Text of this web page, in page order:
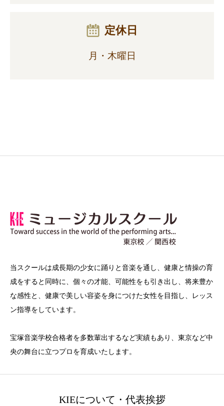
定休日
月・木曜日
当スクールは成長期の少女に踊りと音楽を通し、健康と情操の育
成をすると同時に、個々の才能、可能性をも引き出し、将来豊か
な感性と、健康で美しい容姿を身につけた女性を目指し、レッス
ン指導をしています。
宝塚音楽学校合格者を多数輩出するなど実績もあり、東京など中
央の舞台に立つプロを育成いたします。
KIEについて・代表挨拶